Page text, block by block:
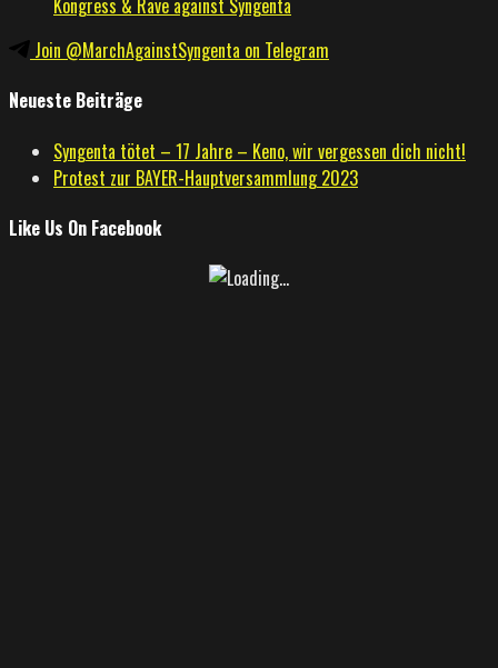
Kongress & Rave against Syngenta
Join @MarchAgainstSyngenta on Telegram
Neueste Beiträge
Syngenta tötet – 17 Jahre – Keno, wir vergessen dich nicht!
Protest zur BAYER-Hauptversammlung 2023
Like Us On Facebook